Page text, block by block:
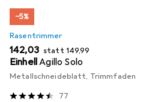
−5%
Rasentrimmer
EUR
142,03 statt EUR
149,99
EinhellAgillo Solo
Metallschneideblatt, Trimmfaden
77